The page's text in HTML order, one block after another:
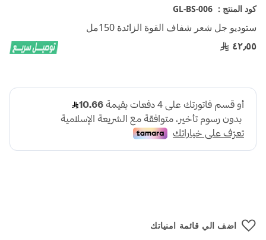
كود المنتج : GL-BS-006
ستوديو جل شعر شفاف القوة الزائدة 150مل
٤٢٫٥٥
اضف الي قائمة امنياتك
تخطي
بداية
معرض